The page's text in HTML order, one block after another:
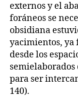
externos y el
foráneos se
obsidiana
yacimientos, ya
desde los
semielaborados
para ser
140).